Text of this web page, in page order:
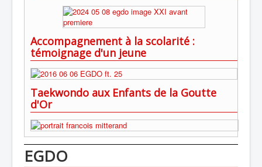
Accompagnement à la scolarité :
témoignage d'un jeune
Taekwondo aux Enfants de la Goutte
d'Or
EGDO